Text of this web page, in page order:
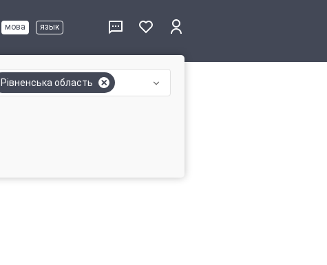
мова язык
Рівненська область